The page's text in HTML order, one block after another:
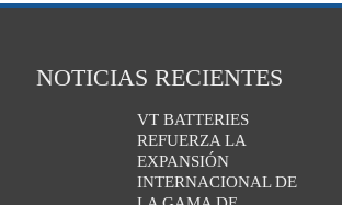
NOTICIAS RECIENTES
VT BATTERIES
REFUERZA LA
EXPANSIÓN
INTERNACIONAL DE